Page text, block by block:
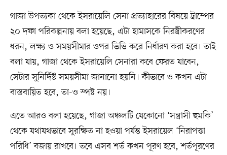
গাজা উপত্যকা থেকে ইসরায়েলি সেনা প্রত্যাহারের বিষয়ে ট্রাম্পের
২০ দফা পরিকল্পনায় বলা হয়েছে, এটা হামাসকে নিরস্ত্রীকরণের
ধরন, লক্ষ্য ও সময়সীমার ওপর ভিত্তি করে নির্ধারণ করা হবে। তাই
বলা যায়, গাজা থেকে ইসরায়েলি সেনারা কবে ফেরত যাবেন,
সেটার সুনির্দিষ্ট সময়সীমা জানানো হয়নি। কীভাবে ও কখন এটা
বাস্তবায়িত হবে, তা-ও স্পষ্ট নয়।
এতে আরও বলা হয়েছে, গাজা অঞ্চলটি যেকোনো ‘সন্ত্রাসী হুমকি’
থেকে যথাযথভাবে সুরক্ষিত না হওয়া পর্যন্ত ইসরায়েল ‘নিরাপত্তা
পরিধি’ বজায় রাখবে। তবে এসব শর্ত কখন পূরণ হবে, শর্তপূরণের